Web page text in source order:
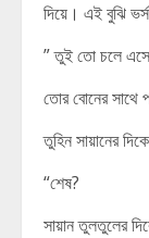
দিয়ে। এই বুঝি
” তুই তো চলে
তোর বোনের সাথে
তুহিন সায়ানের
“শেষ?
সায়ান তুলতুলের